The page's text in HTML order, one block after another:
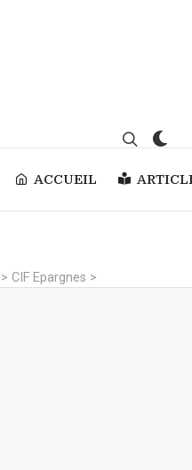
ACCUEIL
> CIF Epargnes >